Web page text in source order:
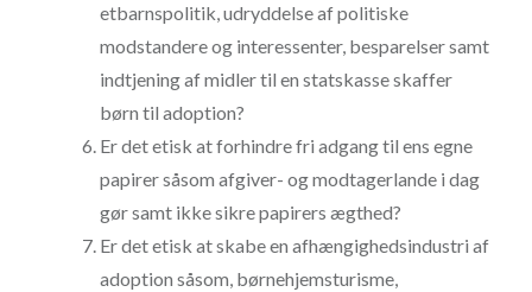
etbarnspolitik, udryddelse af politiske
modstandere og interessenter, besparelser samt
indtjening af midler til en statskasse skaffer
børn til adoption?
Er det etisk at forhindre fri adgang til ens egne
papirer såsom afgiver- og modtagerlande i dag
gør samt ikke sikre papirers ægthed?
Er det etisk at skabe en afhængighedsindustri af
adoption såsom, børnehjemsturisme,